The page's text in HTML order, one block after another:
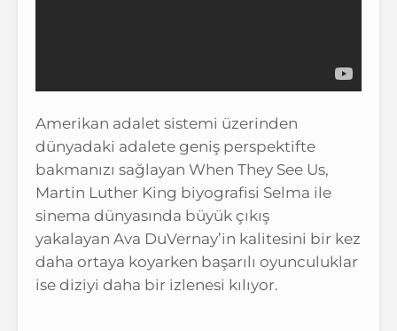
Amerikan adalet sistemi üzerinden
dünyadaki adalete geniş perspektifte
bakmanızı sağlayan When They See Us,
Martin Luther King biyografisi Selma ile
sinema dünyasında büyük çıkış
yakalayan Ava DuVernay’in kalitesini bir kez
daha ortaya koyarken başarılı oyunculuklar
ise diziyi daha bir izlenesi kılıyor.